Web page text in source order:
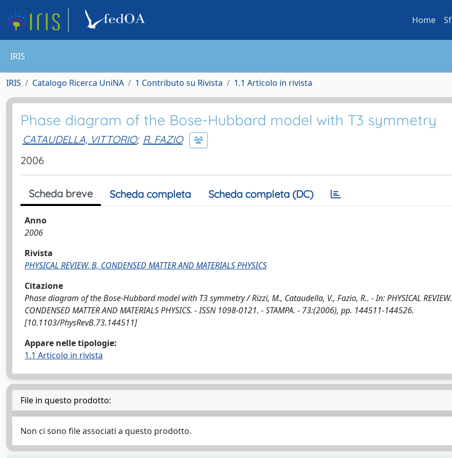
Home
IRIS
IRIS Catalogo Ricerca UniNA 1 Contributo su Rivista 1.1 Articolo in rivista
Phase diagram of the Bose-Hubbard model with T3 symmetry
CATAUDELLA, VITTORIO; R. FAZIO
2006
Scheda breve Scheda completa Scheda completa (DC)
Anno
2006
Rivista
PHYSICAL REVIEW. B, CONDENSED MATTER AND MATERIALS PHYSICS
Citazione
Phase diagram of the Bose-Hubbard model with T3 symmetry / Rizzi, M., Cataudella, V., Fazio, R.. - In: PHYSICAL
CONDENSED MATTER AND MATERIALS PHYSICS. - ISSN 1098-0121. - STAMPA. - 73:(2006), pp. 144511-144526.
[10.1103/PhysRevB.73.144511]
Appare nelle tipologie:
1.1 Articolo in rivista
File in questo prodotto:
Non ci sono file associati a questo prodotto.